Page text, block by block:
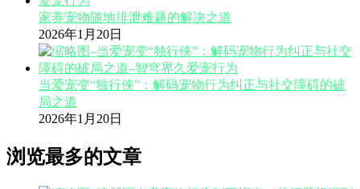
家养宠物随地排泄难题的解决之道
2026年1月20日
当爱宠变“独行侠”：解码宠物行为纠正与社交障碍的破
局之道
2026年1月20日
浏览最多的文章